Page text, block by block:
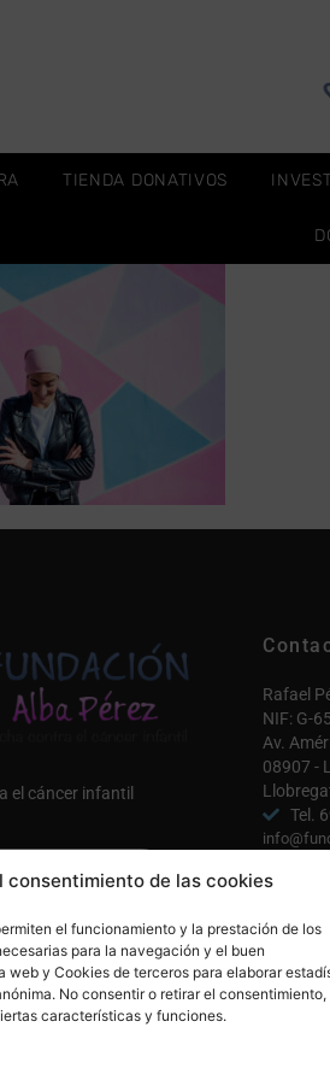
consentimiento de las cookies
el funcionamiento y la prestación de los
para la navegación y el buen
web y Cookies de terceros para elaborar
No consentir o retirar el consentimiento,
características y funciones.
TIENDA DONATIVOS
el cáncer infantil
AQUÍ
Rafael
NIF: G-
Av.
08907 -
Tel.